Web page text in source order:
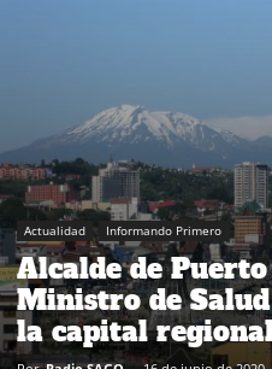
Actualidad Informando Primero
Alcalde de
Ministro de
la capital